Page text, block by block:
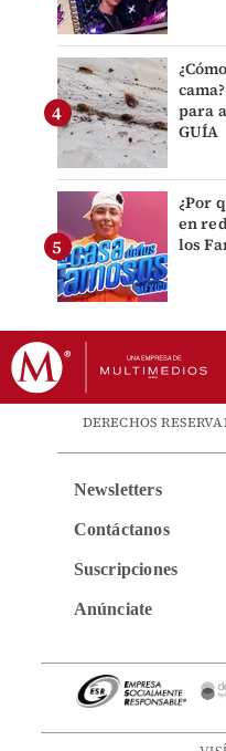
para
GUÍA
¿Por
en
los
DERECHOS
Newsletters
Contáctanos
Suscripciones
Anúnciate